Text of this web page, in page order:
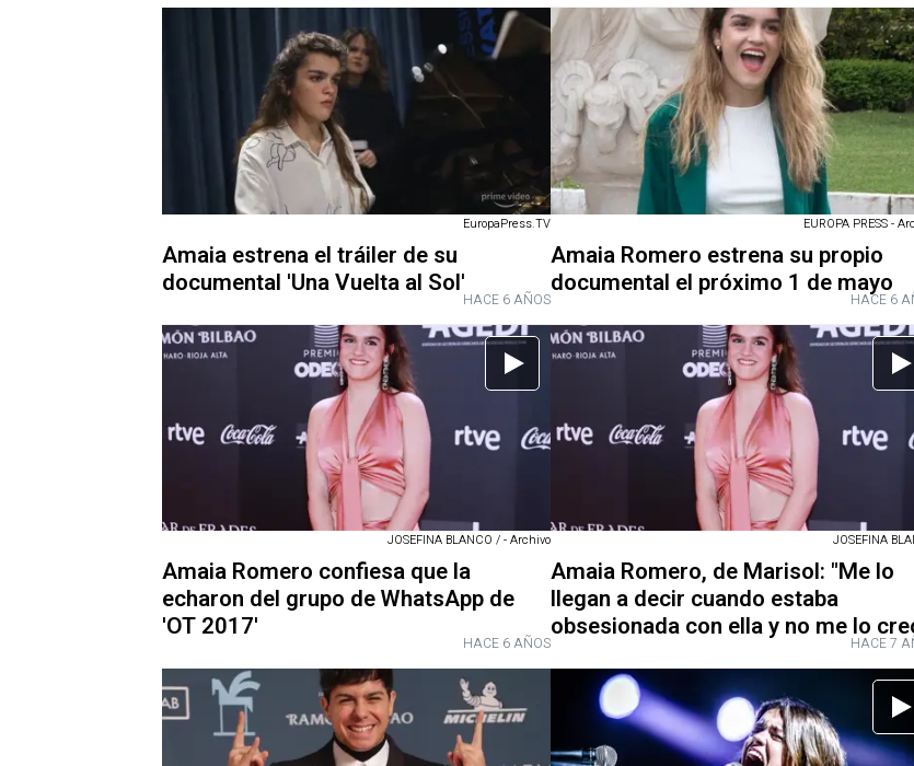
EuropaPress.TV
Amaia estrena el tráiler de su
documental 'Una Vuelta al Sol'HACE 6 AÑOS
EUROPA PRESS -
Amaia Romero estrena su propio
documental el próximo 1 de mayo
HACE 6
JOSEFINA BLANCO / - Archivo
Amaia Romero confiesa que la
echaron del grupo de WhatsApp de
'OT 2017'
HACE 6 AÑOS
JOSEFINA
Amaia Romero, de Marisol: "Me lo
llegan a decir cuando estaba
obsesionada con ella y no me loHACE 7